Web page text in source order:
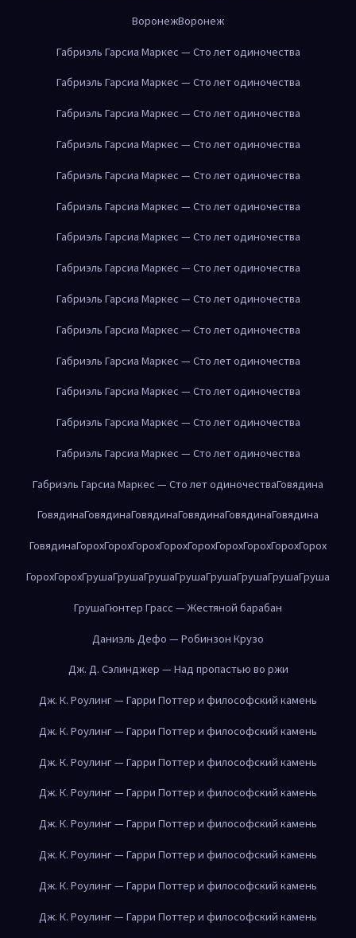
ВоронежВоронеж
Габриэль Гарсиа Маркес — Сто лет одиночества
Габриэль Гарсиа Маркес — Сто лет одиночества
Габриэль Гарсиа Маркес — Сто лет одиночества
Габриэль Гарсиа Маркес — Сто лет одиночества
Габриэль Гарсиа Маркес — Сто лет одиночества
Габриэль Гарсиа Маркес — Сто лет одиночества
Габриэль Гарсиа Маркес — Сто лет одиночества
Габриэль Гарсиа Маркес — Сто лет одиночества
Габриэль Гарсиа Маркес — Сто лет одиночества
Габриэль Гарсиа Маркес — Сто лет одиночества
Габриэль Гарсиа Маркес — Сто лет одиночества
Габриэль Гарсиа Маркес — Сто лет одиночества
Габриэль Гарсиа Маркес — Сто лет одиночества
Габриэль Гарсиа Маркес — Сто лет одиночества
Габриэль Гарсиа Маркес — Сто лет одиночестваГовядина
ГовядинаГовядинаГовядинаГовядинаГовядинаГовядина
ГовядинаГорохГорохГорохГорохГорохГорохГорохГорохГорох
ГорохГорохГрушаГрушаГрушаГрушаГрушаГрушаГрушаГруша
ГрушаГюнтер Грасс — Жестяной барабан
Даниэль Дефо — Робинзон Крузо
Дж. Д. Сэлинджер — Над пропастью во ржи
Дж. К. Роулинг — Гарри Поттер и философский камень
Дж. К. Роулинг — Гарри Поттер и философский камень
Дж. К. Роулинг — Гарри Поттер и философский камень
Дж. К. Роулинг — Гарри Поттер и философский камень
Дж. К. Роулинг — Гарри Поттер и философский камень
Дж. К. Роулинг — Гарри Поттер и философский камень
Дж. К. Роулинг — Гарри Поттер и философский камень
Дж. К. Роулинг — Гарри Поттер и философский камень